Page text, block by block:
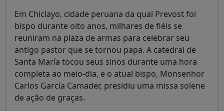
Em Chiclayo, cidade peruana da qual Prevost foi
bispo durante oito anos, milhares de fiéis se
reuniram na plaza de armas para celebrar seu
antigo pastor que se tornou papa. A catedral de
Santa María tocou seus sinos durante uma hora
completa ao meio-dia, e o atual bispo, Monsenhor
Carlos García Camader, presidiu uma missa solene
de ação de graças.